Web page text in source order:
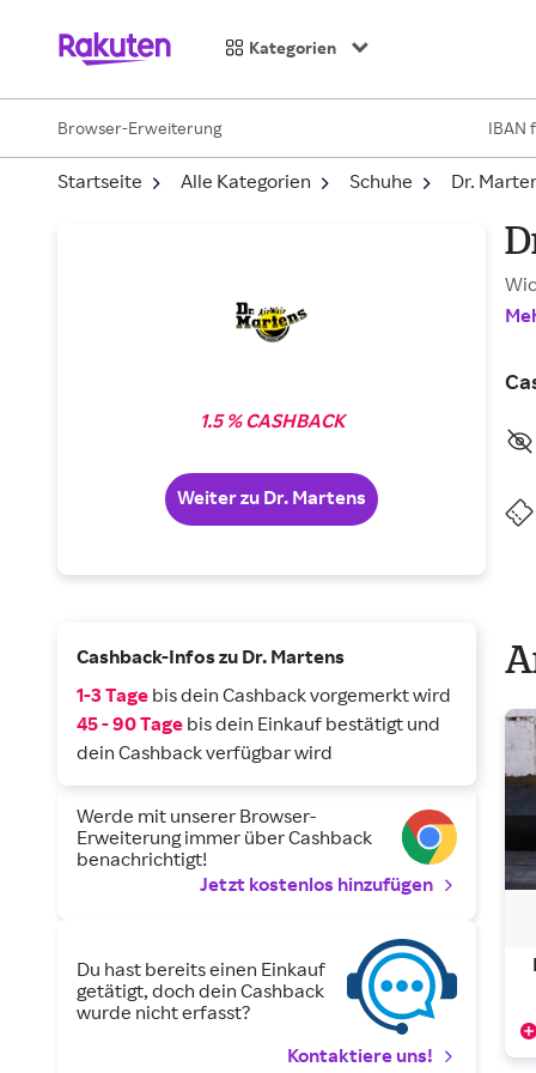
Kategorien
Browser-Erweiterung IBAN
Startseite Alle Kategorien Schuhe Dr.
1.5 % CASHBACK
Weiter zu Dr. Martens
Cashback-Infos zu Dr. Martens
1-3 Tage bis dein Cashback vorgemerkt wird
45 - 90 Tage bis dein Einkauf bestätigt und
dein Cashback verfügbar wird
Werde mit unserer Browser-
Erweiterung immer über Cashback
benachrichtigt!
Jetzt kostenlos hinzufügen
Du hast bereits einen Einkauf
getätigt, doch dein Cashback
wurde nicht erfasst?
Kontaktiere uns!